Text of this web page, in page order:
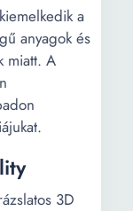
a
anyagok és
miatt. A
3D